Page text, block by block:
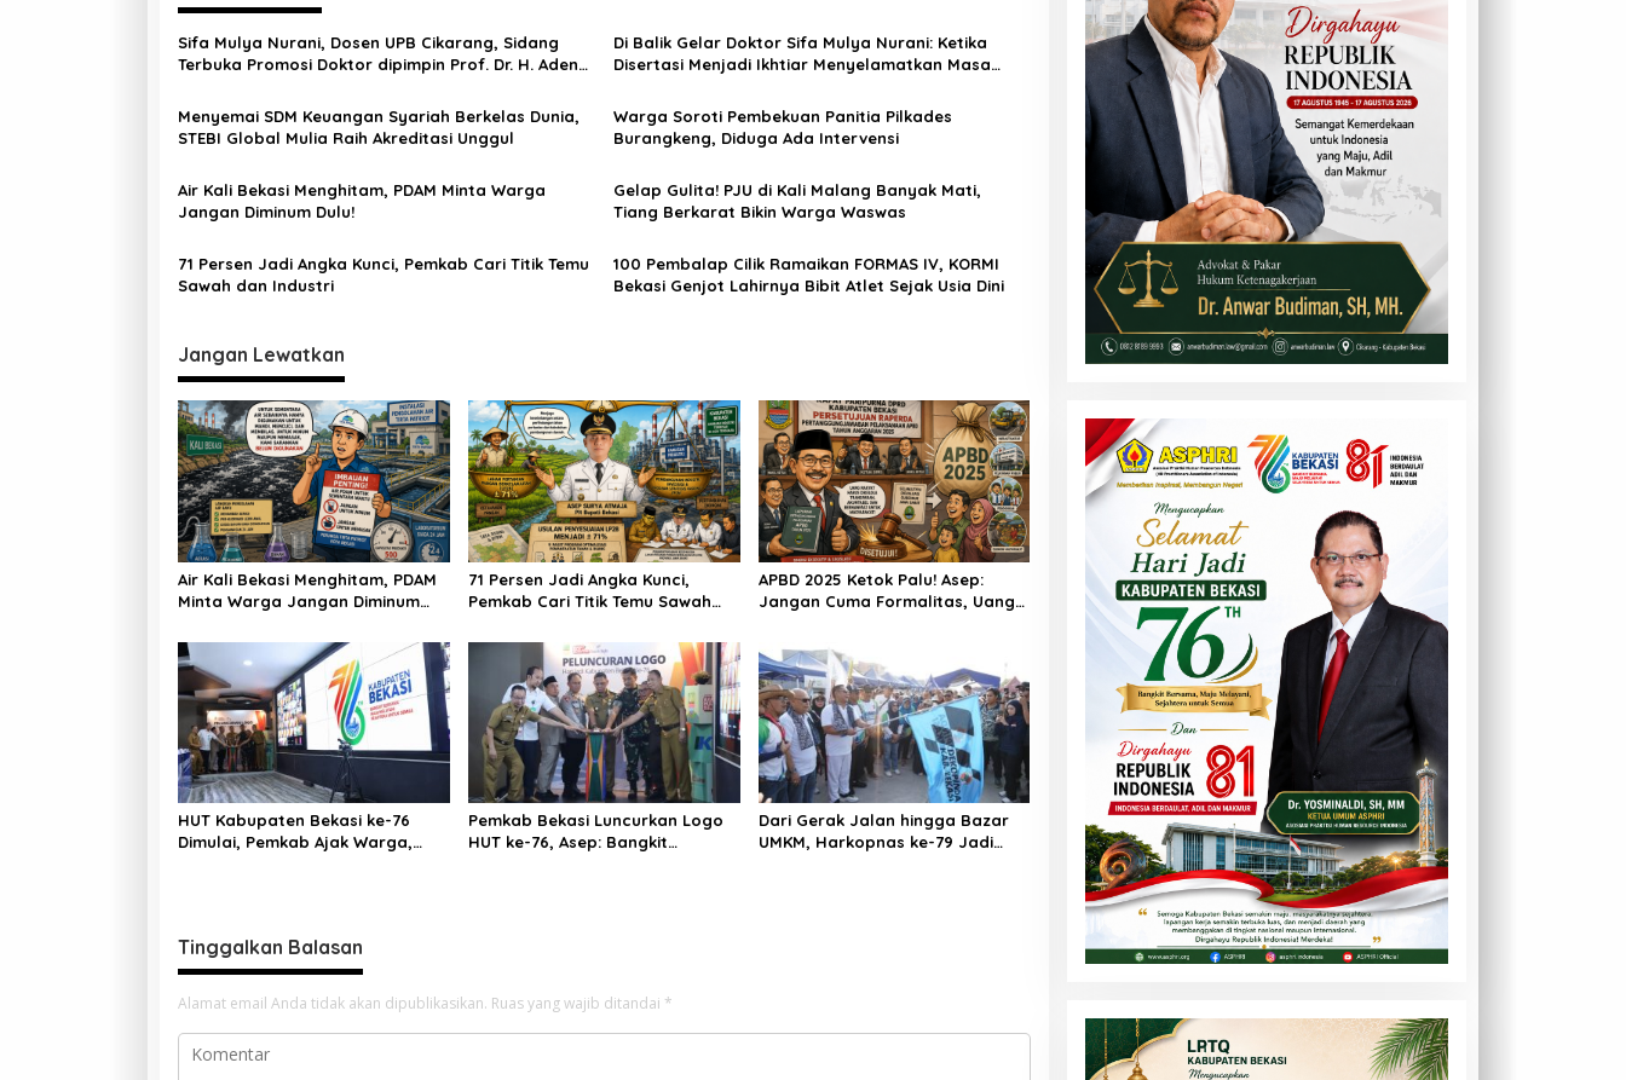
Sifa Mulya Nurani, Dosen UPB Cikarang, Sidang
Terbuka Promosi Doktor dipimpin Prof. Dr. H. Aden
Di Balik Gelar Doktor Sifa Mulya Nurani: Ketika
Disertasi Menjadi Ikhtiar Menyelamatkan Masa
Menyemai SDM Keuangan Syariah Berkelas Dunia,
STEBI Global Mulia Raih Akreditasi Unggul
Warga Soroti Pembekuan Panitia Pilkades
Burangkeng, Diduga Ada Intervensi
Air Kali Bekasi Menghitam, PDAM Minta Warga
Jangan Diminum Dulu!
Gelap Gulita! PJU di Kali Malang Banyak Mati,
Tiang Berkarat Bikin Warga Waswas
71 Persen Jadi Angka Kunci, Pemkab Cari Titik Temu
Sawah dan Industri
100 Pembalap Cilik Ramaikan FORMAS IV, KORMI
Bekasi Genjot Lahirnya Bibit Atlet Sejak Usia Dini
Jangan Lewatkan
Air Kali Bekasi Menghitam, PDAM
Minta Warga Jangan Diminum
71 Persen Jadi Angka Kunci,
Pemkab Cari Titik Temu Sawah
APBD 2025 Ketok Palu! Asep:
Jangan Cuma Formalitas, Uang
HUT Kabupaten Bekasi ke-76
Dimulai, Pemkab Ajak Warga,
Pemkab Bekasi Luncurkan Logo
HUT ke-76, Asep: Bangkit
Dari Gerak Jalan hingga Bazar
UMKM, Harkopnas ke-79 Jadi
Tinggalkan Balasan
Alamat email Anda tidak akan dipublikasikan. Ruas yang wajib ditandai *